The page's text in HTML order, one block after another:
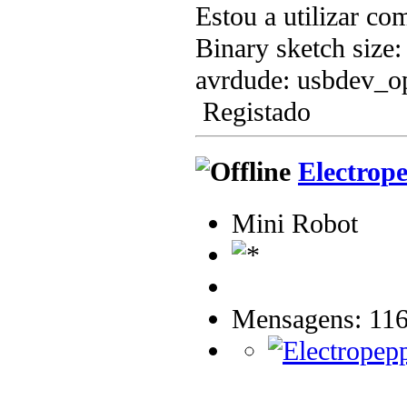
Estou a utilizar
Binary sketch
avrdude:
Registado
Mini Robot
Mensagens: